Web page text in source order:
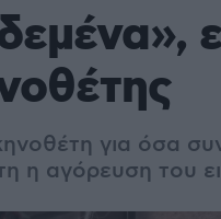
για όσα
η αγόρευση του